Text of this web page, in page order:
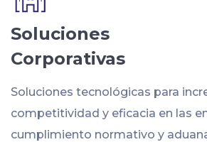
Soluciones
Corporativas
Soluciones tecnológicas para
competitividad y eficacia en las
cumplimiento normativo y